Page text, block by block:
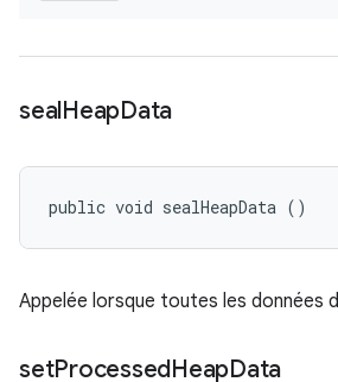
sealHeapData
public void sealHeapData ()
Appelée lorsque toutes les données
setProcessedHeapData